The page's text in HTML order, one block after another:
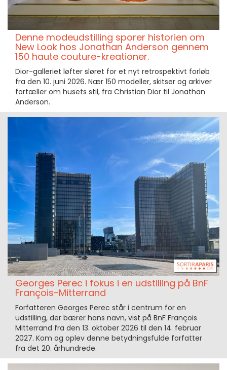
Denne modeudstilling sporer historien om
New Look hos Jonathan Anderson gennem
150 haute couture-kreationer.
Dior-galleriet løfter sløret for et nyt retrospektivt forløb
fra den 10. juni 2026. Nær 150 modeller, skitser og arkiver
fortæller om husets stil, fra Christian Dior til Jonathan
Anderson.
Georges Perec i fokus i en udstilling på BnF
François-Mitterrand
Forfatteren Georges Perec står i centrum for en
udstilling, der bærer hans navn, vist på BnF François
Mitterrand fra den 13. oktober 2026 til den 14. februar
2027. Kom og oplev denne betydningsfulde forfatter
fra det 20. århundrede.